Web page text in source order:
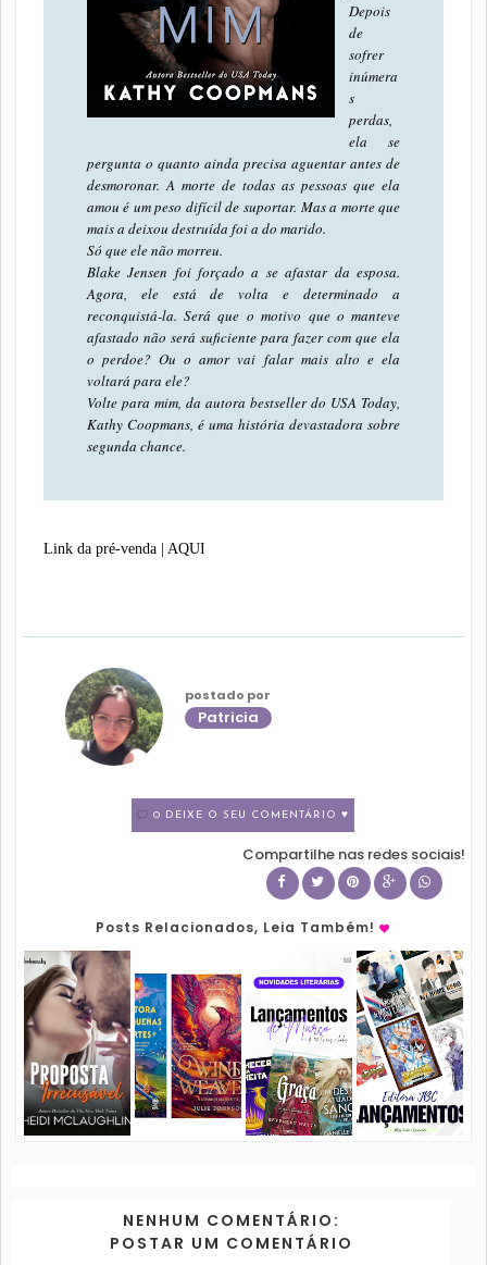
Depois
de
sofrer
inúmera
s
perdas,
ela se
pergunta o quanto ainda precisa aguentar antes de
desmoronar. A morte de todas as pessoas que ela
amou é um peso difícil de suportar. Mas a morte que
mais a deixou destruída foi a do marido.
Só que ele não morreu.
Blake Jensen foi forçado a se afastar da esposa.
Agora, ele está de volta e determinado a
reconquistá-la. Será que o motivo que o manteve
afastado não será suficiente para fazer com que ela
o perdoe? Ou o amor vai falar mais alto e ela
voltará para ele?
Volte para mim, da autora bestseller do USA Today,
Kathy Coopmans, é uma história devastadora sobre
segunda chance.
Link da pré-venda | AQUI
postado por
Patricia
0 DEIXE O SEU COMENTÁRIO ♥
Compartilhe nas redes sociais!
Posts Relacionados, Leia Também!
NENHUM COMENTÁRIO:
POSTAR UM COMENTÁRIO